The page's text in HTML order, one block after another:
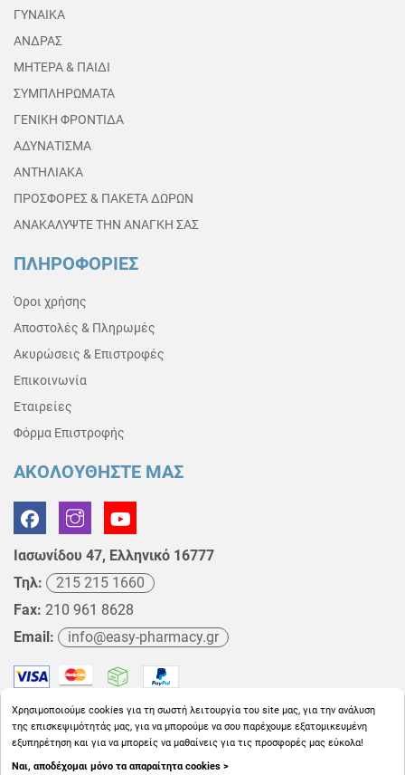
ΓΥΝΑΙΚΑ
ΑΝΔΡΑΣ
ΜΗΤΕΡΑ & ΠΑΙΔΙ
ΣΥΜΠΛΗΡΩΜΑΤΑ
ΓΕΝΙΚΗ ΦΡΟΝΤΙΔΑ
ΑΔΥΝΑΤΙΣΜΑ
ΑΝΤΗΛΙΑΚΑ
ΠΡΟΣΦΟΡΕΣ & ΠΑΚΕΤΑ ΔΩΡΩΝ
ΑΝΑΚΑΛΥΨΤΕ ΤΗΝ ΑΝΑΓΚΗ ΣΑΣ
ΠΛΗΡΟΦΟΡΙΕΣ
Όροι χρήσης
Αποστολές & Πληρωμές
Ακυρώσεις & Επιστροφές
Επικοινωνία
Εταιρείες
Φόρμα Επιστροφής
ΑΚΟΛΟΥΘΗΣΤΕ ΜΑΣ
Ιασωνίδου 47, Ελληνικό 16777
Τηλ:
215 215 1660
Fax: 210 961 8628
Email:
info@easy-pharmacy.gr
Copyright © 2026EasyPharmacy.gr
Χρησιμοποιούμε cookies για τη σωστή λειτουργία του site μας, για την ανάλυση
της επισκεψιμότητάς μας, για να μπορούμε να σου παρέχουμε εξατομικευμένη
εξυπηρέτηση και για να μπορείς να μαθαίνεις για τις προσφορές μας εύκολα!
Ναι, αποδέχομαι μόνο τα απαραίτητα cookies >